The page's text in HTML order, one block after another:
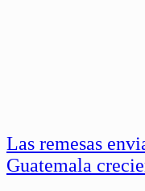
Las remesas
Guatemala